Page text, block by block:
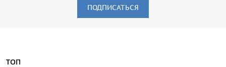
ПОДПИСАТЬСЯ
ТОП